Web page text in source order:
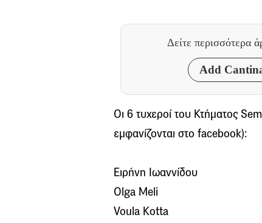
Δείτε περισσότερα
Add
Οι 6 τυχεροί του Κτήματος
εμφανίζονται στο facebook):
Ειρήνη Ιωαννίδου
Olga Meli
Voula Kotta